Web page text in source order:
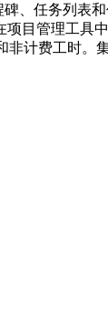
、任务列表
目管理工具
计费工时。